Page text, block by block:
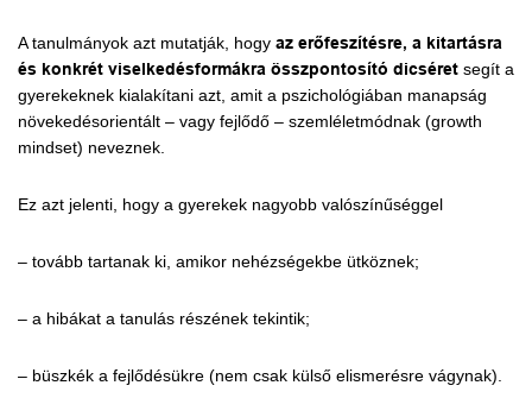
A tanulmányok azt mutatják, hogy az erőfeszítésre, a kitartásra
és konkrét viselkedésformákra összpontosító dicséret segít a
gyerekeknek kialakítani azt, amit a pszichológiában manapság
növekedésorientált – vagy fejlődő – szemléletmódnak (growth
mindset) neveznek.
Ez azt jelenti, hogy a gyerekek nagyobb valószínűséggel
– tovább tartanak ki, amikor nehézségekbe ütköznek;
– a hibákat a tanulás részének tekintik;
– büszkék a fejlődésükre (nem csak külső elismerésre vágynak).